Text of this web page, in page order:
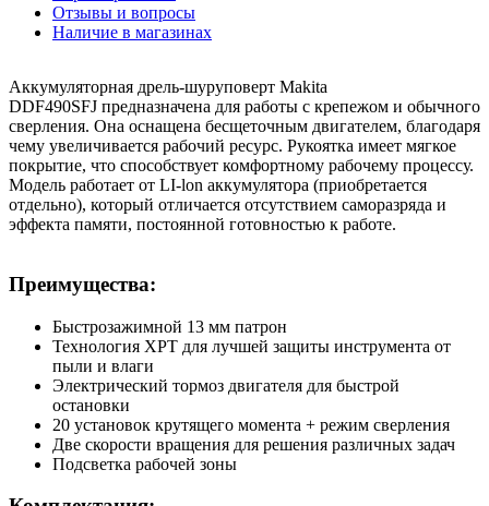
Отзывы и вопросы
Наличие в магазинах
Аккумуляторная дрель-шуруповерт Makita
DDF490SFJ предназначена для работы с крепежом и обычного
сверления. Она оснащена бесщеточным двигателем, благодаря
чему увеличивается рабочий ресурс. Рукоятка имеет мягкое
покрытие, что способствует комфортному рабочему процессу.
Модель работает от LI-lon аккумулятора (приобретается
отдельно), который отличается отсутствием саморазряда и
эффекта памяти, постоянной готовностью к работе.
Преимущества:
Быстрозажимной 13 мм патрон
Технология XPT для лучшей защиты инструмента от
пыли и влаги
Электрический тормоз двигателя для быстрой
остановки
20 установок крутящего момента + режим сверления
Две скорости вращения для решения различных задач
Подсветка рабочей зоны